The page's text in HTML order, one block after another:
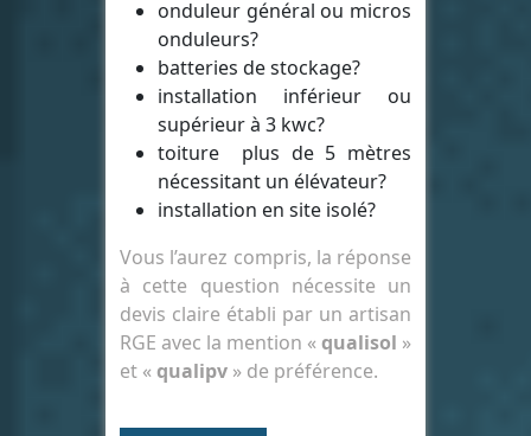
onduleur général ou micros
onduleurs?
batteries de stockage?
installation inférieur ou
supérieur à 3 kwc?
toiture plus de 5 mètres
nécessitant un élévateur?
installation en site isolé?
Vous l’aurez compris, la réponse
à cette question nécessite un
devis claire établi par un artisan
RGE avec la mention « qualisol »
et « qualipv » de préférence.